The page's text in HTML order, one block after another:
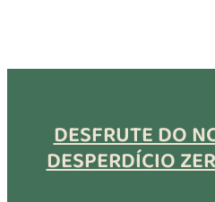
DESFRUTE DO
DESPERDÍCIO